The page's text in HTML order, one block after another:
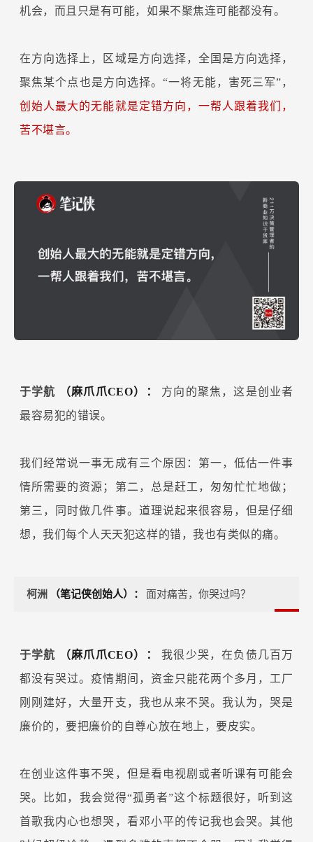
机会，而且只是有可能，如果不聚焦连可能都没有。
在方向选择上，区域是方向选择，全国是方向选择，
聚焦某个点也是方向选择。“一将无能，害死三军”，
创始人最大的无能就是定错方向，一帮人跟着我们，
苦不堪言。
于学航 （麻爪爪CEO）： 方向的聚焦，这是创业者
最容易犯的错误。
我们经常说一事无成有三个原因：第一，低估一件事
情所需要的资源；第二，总是赶工，匆匆忙忙地做；
第三，同时做几件事。道理说起来很容易，但是仔细
想，我们每个人天天犯这样的错，我也有类似的痛。
柯洲 （笔记侠创始人）： 面对痛苦，你哭过吗？
于学航 （麻爪爪CEO）：我很少哭，在负债几百万
都没有哭过。疫情期间，资金只能花两个多月，工厂
刚刚建好，大量开支，我也从来不哭。我认为，哭是
廉价的，要把廉价的自尊心放在地上，要皮实。
在创业这件事不哭，但是看电视剧或者听课有可能会
哭。比如，我会觉得“孤勇者”这个标题很好，听到这
首歌我内心也想哭，看邓小平的传记我也会哭。其他